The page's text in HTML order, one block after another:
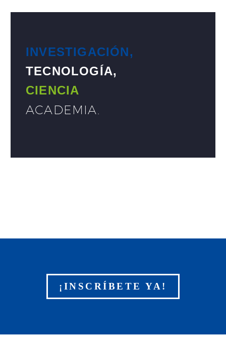
INVESTIGACIÓN,
TECNOLOGÍA,
CIENCIA
ACADEMIA
¡INSCRÍBETE YA!